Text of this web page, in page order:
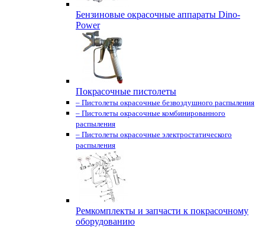
Бензиновые окрасочные аппараты Dino-
Power
Покрасочные пистолеты
– Пистолеты окрасочные безвоздушного распыления
– Пистолеты окрасочные комбинированного
распыления
– Пистолеты окрасочные электростатического
распыления
Ремкомплекты и запчасти к покрасочному
оборудованию